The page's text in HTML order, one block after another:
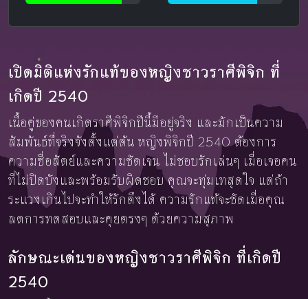
เปิดมิติแห่งรักแท้ของหญิงชาวราศีพิจิก ที่
เกิดปี 2540
เนื้อคู่ของคนเกิดราศีพิจิกปีนี้มีอยู่จริง และมักเป็นความ
สัมพันธ์ที่จริงจังตั้งแต่ต้น หญิงพิจิกปี 2540 ต้องการ
ความซื่อสัตย์และความชัดเจน ไม่ชอบรักเล่นๆ เมื่อเจอคน
ที่ไม่ปิดบังและพร้อมรับผิดชอบ คุณจะทุ่มเทสุดใจ แต่ถ้า
ระแวงเกินไปจะทำให้รักตึงได้ ความรักแท้จะชัดเมื่อคุณ
ลดการทดสอบและคุยตรงๆ ด้วยความสุภาพ
ลักษณะเด่นของหญิงชาวราศีพิจิก ที่เกิดปี
2540